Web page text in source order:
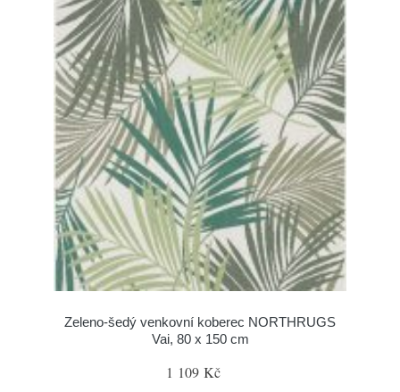
Zeleno-šedý venkovní koberec NORTHRUGS
Vai, 80 x 150 cm
1 109 Kč